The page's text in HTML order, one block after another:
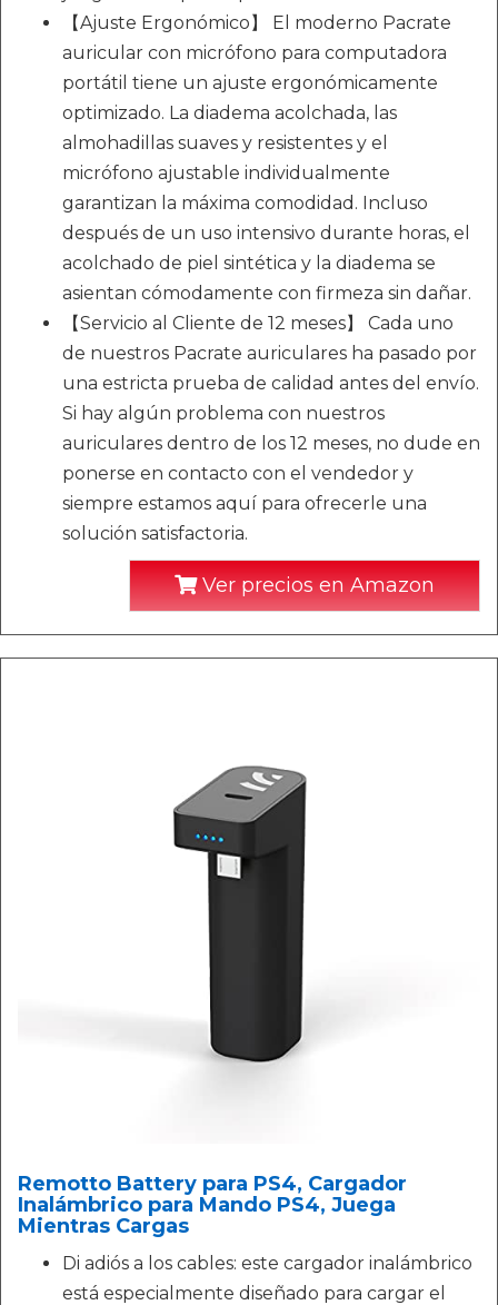
【Ajuste Ergonómico】 El moderno Pacrate
auricular con micrófono para computadora
portátil tiene un ajuste ergonómicamente
optimizado. La diadema acolchada, las
almohadillas suaves y resistentes y el
micrófono ajustable individualmente
garantizan la máxima comodidad. Incluso
después de un uso intensivo durante horas, el
acolchado de piel sintética y la diadema se
asientan cómodamente con firmeza sin dañar.
【Servicio al Cliente de 12 meses】 Cada uno
de nuestros Pacrate auriculares ha pasado por
una estricta prueba de calidad antes del envío.
Si hay algún problema con nuestros
auriculares dentro de los 12 meses, no dude en
ponerse en contacto con el vendedor y
siempre estamos aquí para ofrecerle una
solución satisfactoria.
Ver precios en Amazon
Remotto Battery para PS4, Cargador
Inalámbrico para Mando PS4, Juega
Mientras Cargas
Di adiós a los cables: este cargador inalámbrico
está especialmente diseñado para cargar el